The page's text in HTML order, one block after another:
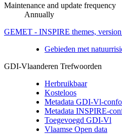
Maintenance and update frequency
Annually
GEMET - INSPIRE themes,
Gebieden met
GDI-Vlaanderen Trefwoorden
Herbruikbaar
Kosteloos
Metadata GDI-Vl-
Metadata INSPIRE-
Toegevoegd GDI-Vl
Vlaamse Open data